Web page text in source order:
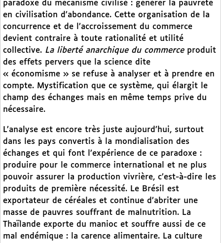
paradoxe du mécanisme civilisé : générer la pauvreté
en civilisation d’abondance. Cette organisation de la
concurrence et de l’accroissement du commerce
devient contraire à toute rationalité et utilité
collective. La liberté anarchique du commerceproduit
des effets pervers que la science dite
« économisme » se refuse à analyser et à prendre en
compte. Mystification que ce système, qui élargit le
champ des échanges mais en même temps prive du
nécessaire.
L’analyse est encore très juste aujourd’hui, surtout
dans les pays convertis à la mondialisation des
échanges et qui font l’expérience de ce paradoxe :
produire pour le commerce international et ne plus
pouvoir assurer la production vivrière, c’est-à-dire les
produits de première nécessité. Le Brésil est
exportateur de céréales et continue d’abriter une
masse de pauvres souffrant de malnutrition. La
Thaïlande exporte du manioc et souffre aussi de ce
mal endémique : la carence alimentaire. La culture